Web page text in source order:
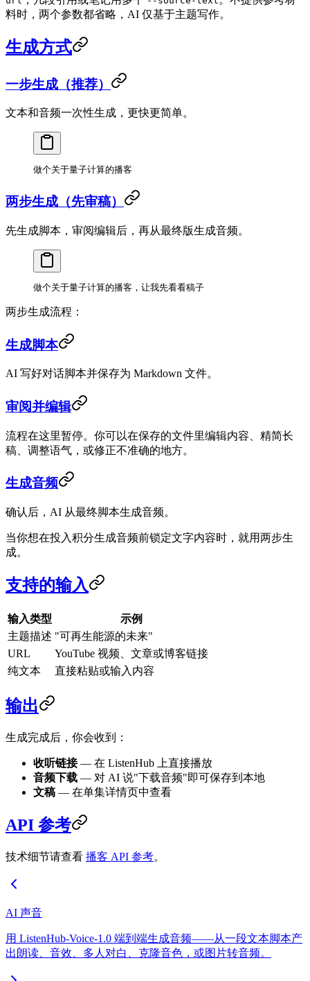
料时，两个参数都省略，AI 仅基于主题写作。
生成方式
一步生成（推荐）
文本和音频一次性生成，更快更简单。
做个关于量子计算的播客
两步生成（先审稿）
先生成脚本，审阅编辑后，再从最终版生成音频。
做个关于量子计算的播客，让我先看看稿子
两步生成流程：
生成脚本
AI 写好对话脚本并保存为 Markdown 文件。
审阅并编辑
流程在这里暂停。你可以在保存的文件里编辑内容、精简长
稿、调整语气，或修正不准确的地方。
生成音频
确认后，AI 从最终脚本生成音频。
当你想在投入积分生成音频前锁定文字内容时，就用两步生
成。
支持的输入
输入类型
示例
主题描述 "可再生能源的未来"
URL
YouTube 视频、文章或博客链接
纯文本
直接粘贴或输入内容
输出
生成完成后，你会收到：
收听链接— 在 ListenHub 上直接播放
音频下载 — 对 AI 说"下载音频"即可保存到本地
文稿 — 在单集详情页中查看
API 参考
技术细节请查看 播客 API 参考。
AI 声音
用 ListenHub-Voice-1.0 端到端生成音频——从一段文本脚本产
出朗读、音效、多人对白、克隆音色，或图片转音频。